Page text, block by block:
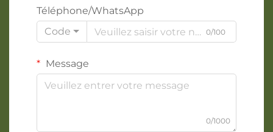
Téléphone/WhatsApp
Code
0/100
Message
0/1000